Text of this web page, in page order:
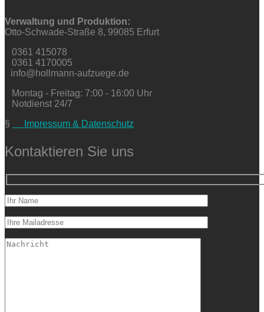
Verwaltung und Produktion:
Otto-Schwade-Straße 8, 99085 Erfurt
0361 415078
0361 4170005
info@hollmann-aufzuege.de
Montag - Freitag: 7:00 - 16:00 Uhr
Notdienst 24/7
§
Impressum & Datenschutz
Kontaktieren Sie uns